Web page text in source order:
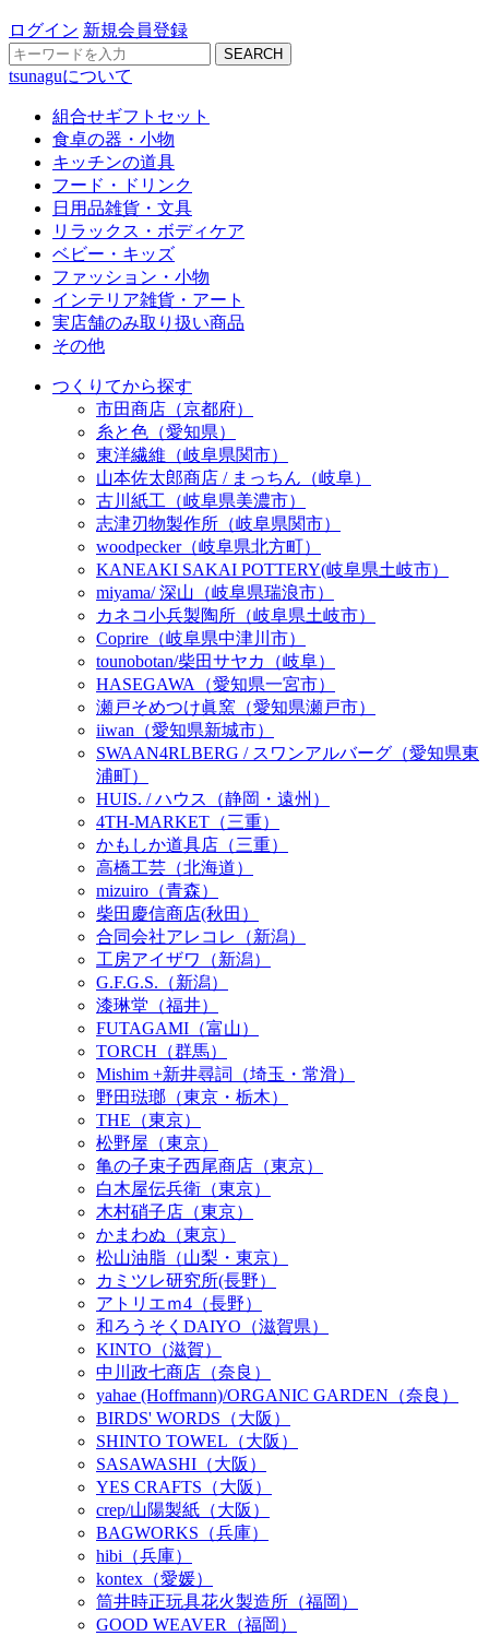
ログイン 新規会員登録
SEARCH
tsunaguについて
組合せギフトセット
食卓の器・小物
キッチンの道具
フード・ドリンク
日用品雑貨・文具
リラックス・ボディケア
ベビー・キッズ
ファッション・小物
インテリア雑貨・アート
実店舗のみ取り扱い商品
その他
つくりてから探す
市田商店（京都府）
糸と色（愛知県）
東洋繊維（岐阜県関市）
山本佐太郎商店 / まっちん（岐阜）
古川紙工（岐阜県美濃市）
志津刃物製作所（岐阜県関市）
woodpecker（岐阜県北方町）
KANEAKI SAKAI POTTERY(岐阜県土岐市）
miyama/ 深山（岐阜県瑞浪市）
カネコ小兵製陶所（岐阜県土岐市）
Coprire（岐阜県中津川市）
tounobotan/柴田サヤカ（岐阜）
HASEGAWA（愛知県一宮市）
瀬戸そめつけ眞窯（愛知県瀬戸市）
iiwan（愛知県新城市）
SWAAN4RLBERG / スワンアルバーグ（愛知県東
浦町）
HUIS. / ハウス（静岡・遠州）
4TH-MARKET（三重）
かもしか道具店（三重）
高橋工芸（北海道）
mizuiro（青森）
柴田慶信商店(秋田）
合同会社アレコレ（新潟）
工房アイザワ（新潟）
G.F.G.S.（新潟）
漆琳堂（福井）
FUTAGAMI（富山）
TORCH（群馬）
Mishim +新井尋詞（埼玉・常滑）
野田琺瑯（東京・栃木）
THE（東京）
松野屋（東京）
亀の子束子西尾商店（東京）
白木屋伝兵衛（東京）
木村硝子店（東京）
かまわぬ（東京）
松山油脂（山梨・東京）
カミツレ研究所(長野）
アトリエｍ4（長野）
和ろうそくDAIYO（滋賀県）
KINTO（滋賀）
中川政七商店（奈良）
yahae (Hoffmann)/ORGANIC GARDEN（奈良）
BIRDS' WORDS（大阪）
SHINTO TOWEL（大阪）
SASAWASHI（大阪）
YES CRAFTS（大阪）
crep/山陽製紙（大阪）
BAGWORKS（兵庫）
hibi（兵庫）
kontex（愛媛）
筒井時正玩具花火製造所（福岡）
GOOD WEAVER（福岡）